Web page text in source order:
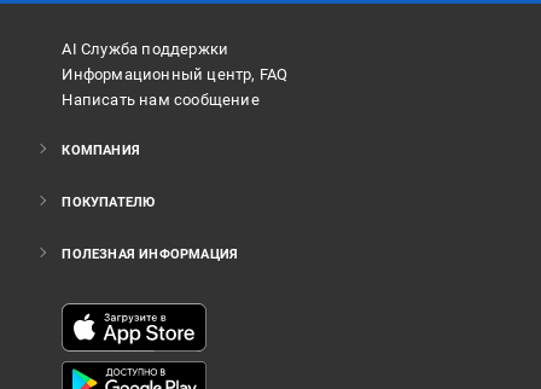
AI Служба поддержки
Информационный центр, FAQ
Написать нам сообщение
КОМПАНИЯ
ПОКУПАТЕЛЮ
ПОЛЕЗНАЯ ИНФОРМАЦИЯ